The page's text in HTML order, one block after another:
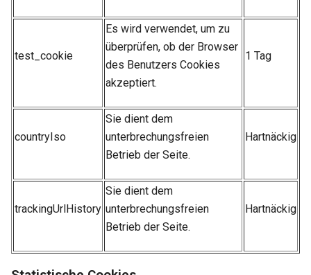
test_cookie
Es wird verwendet, um zu
überprüfen, ob der Browser
des Benutzers Cookies
akzeptiert.
1 Tag
countryIso
Sie dient dem
unterbrechungsfreien
Betrieb der Seite.
Hartnäckig
trackingUrlHistory
Sie dient dem
unterbrechungsfreien
Betrieb der Seite.
Hartnäckig